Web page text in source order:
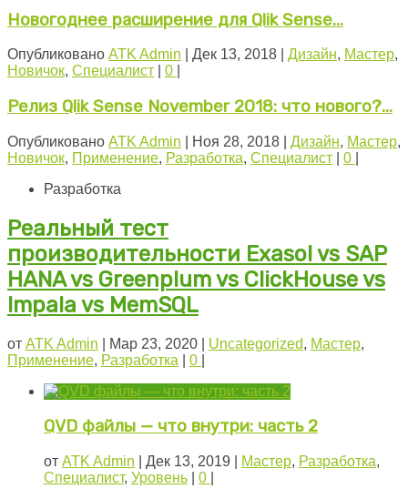
Новогоднее расширение для Qlik Sense...
Опубликовано ATK Admin Дек 13, 2018 Дизайн, Мастер,
Новичок, Специалист 0
Релиз Qlik Sense November 2018: что нового?...
Опубликовано ATK Admin Ноя 28, 2018 Дизайн, Мастер,
Новичок, Применение, Разработка, Специалист 0
Разработка
Реальный тест
производительности Exasol vs SAP
HANA vs Greenplum vs ClickHouse vs
Impala vs MemSQL
от ATK Admin Мар 23, 2020 Uncategorized, Мастер,
Применение, Разработка 0
QVD файлы — что внутри: часть 2
от ATK Admin Дек 13, 2019 Мастер, Разработка,
Специалист, Уровень 0